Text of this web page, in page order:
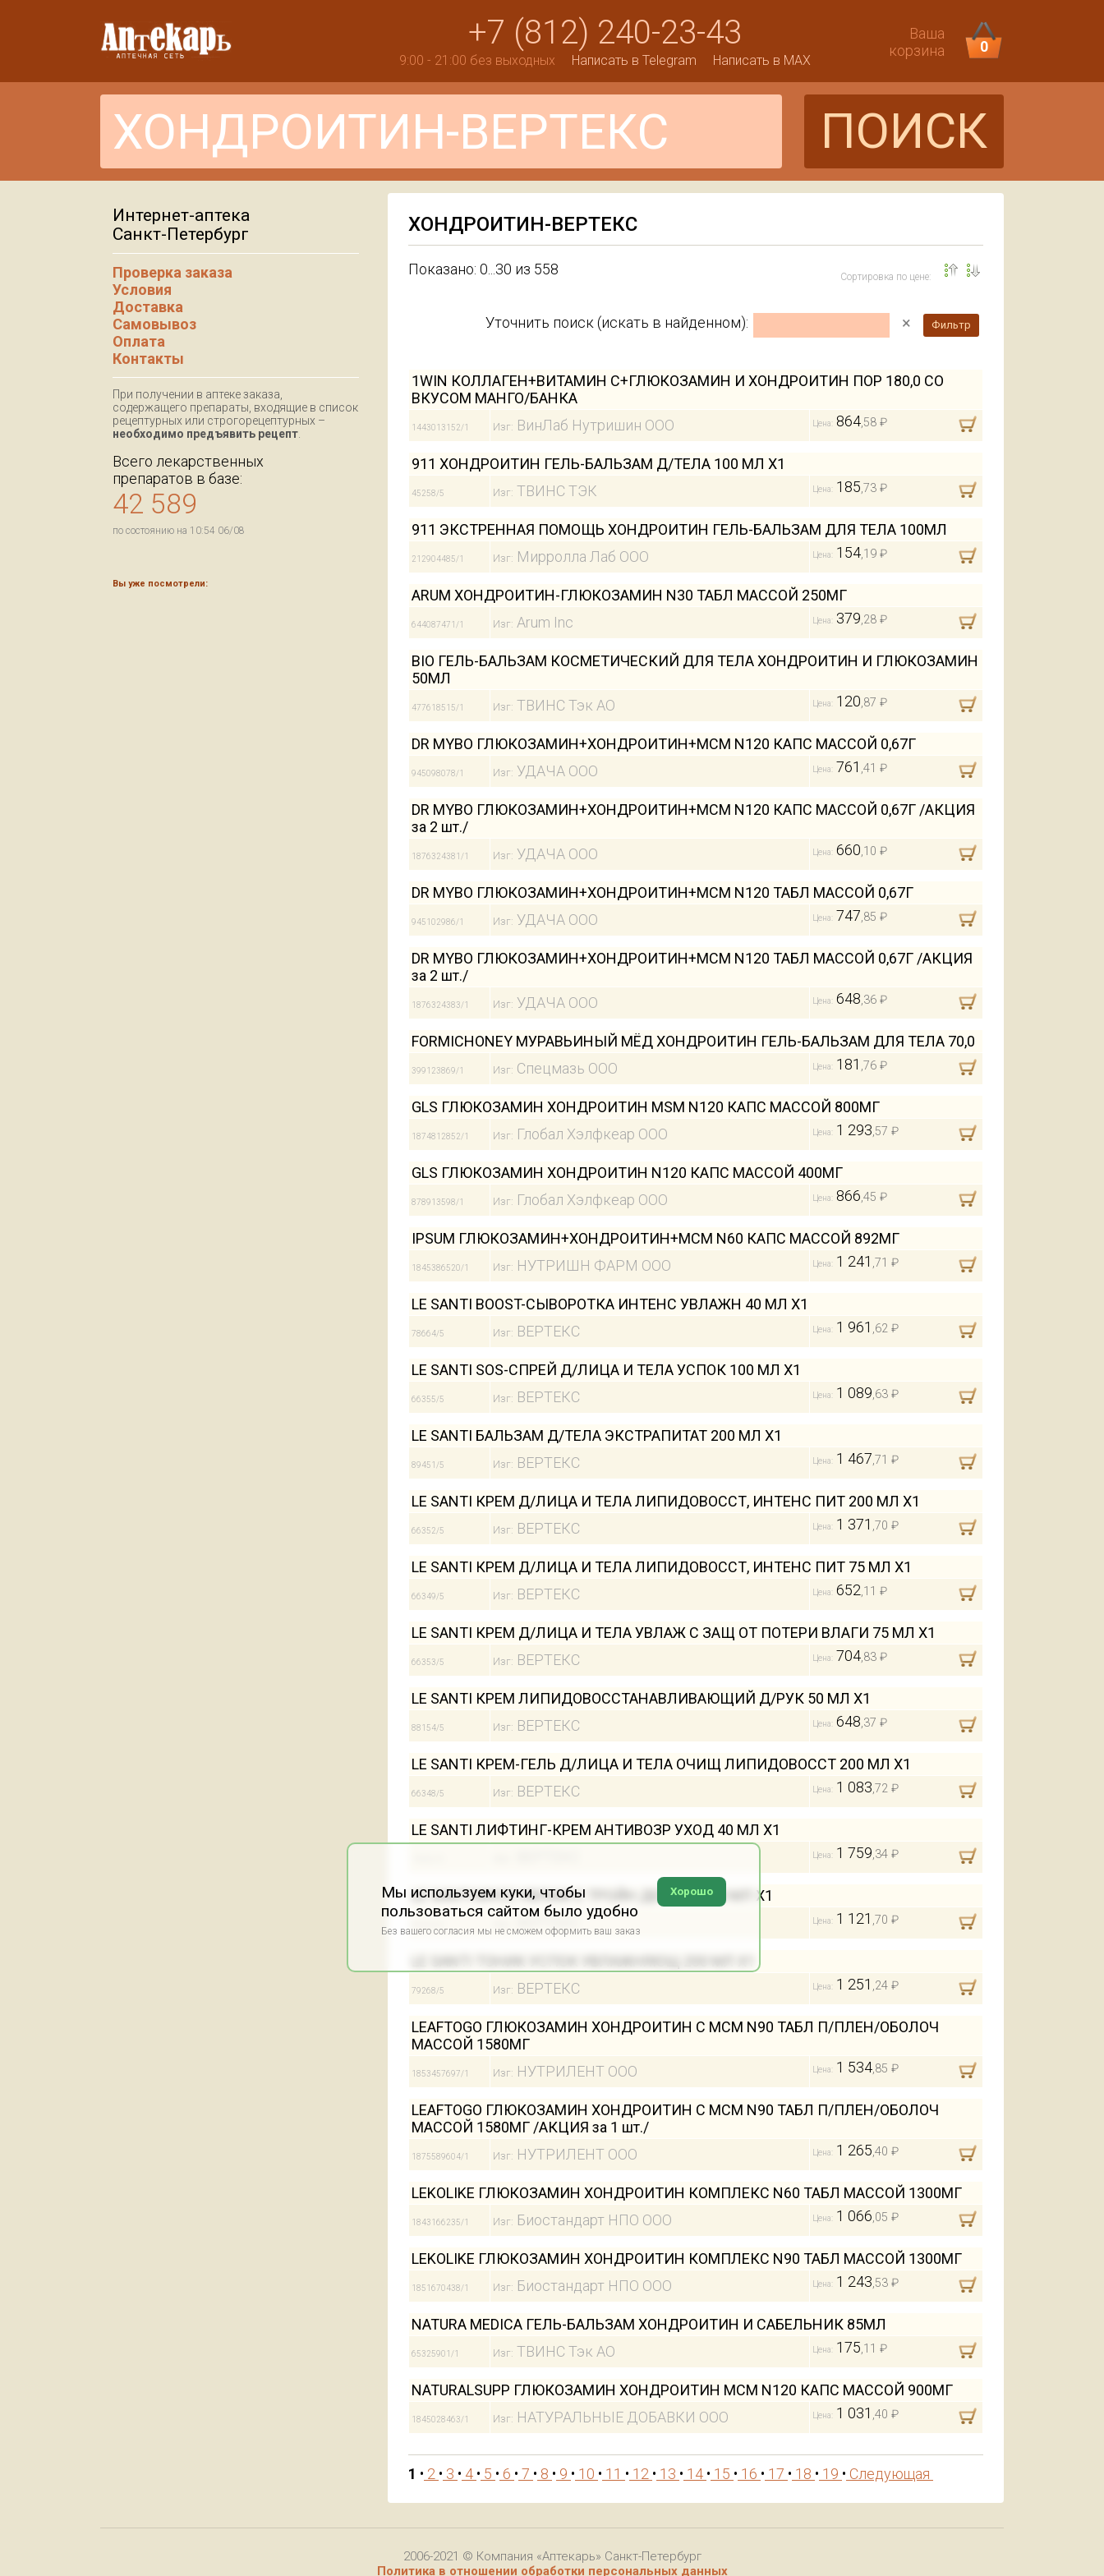
+7 (812) 240-23-43
9:00 - 21:00 без выходных Написать в Telegram Написать в MAX
Ваша
корзина
0
ПОИСК
Интернет-аптека
Санкт-Петербург
Проверка заказа
Условия
Доставка
Самовывоз
Оплата
Контакты
При получении в аптеке заказа,
содержащего препараты, входящие в список
рецептурных или строгорецептурных –
необходимо предъявить рецепт
Всего лекарственных
препаратов в базе:
42 589
по состоянию на 10:54 06/08
Вы уже посмотрели:
ХОНДРОИТИН-ВЕРТЕКС
Сортировка по цене:
Показано: 0...30 из 558
× Фильтр
Уточнить поиск (искать в найденном):
1WIN КОЛЛАГЕН+ВИТАМИН С+ГЛЮКОЗАМИН И ХОНДРОИТИН ПОР 180,0 СО
ВКУСОМ МАНГО/БАНКА
1443013152/1 Изг: ВинЛаб Нутришин ООО Цена: 864,58 ₽
911 ХОНДРОИТИН ГЕЛЬ-БАЛЬЗАМ Д/ТЕЛА 100 МЛ Х1
45258/5 Изг: ТВИНС ТЭК Цена: 185,73 ₽
911 ЭКСТРЕННАЯ ПОМОЩЬ ХОНДРОИТИН ГЕЛЬ-БАЛЬЗАМ ДЛЯ ТЕЛА 100МЛ
212904485/1 Изг: Мирролла Лаб ООО Цена: 154,19 ₽
ARUM ХОНДРОИТИН-ГЛЮКОЗАМИН N30 ТАБЛ МАССОЙ 250МГ
644087471/1 Изг: Arum Inc Цена: 379,28 ₽
BIO ГЕЛЬ-БАЛЬЗАМ КОСМЕТИЧЕСКИЙ ДЛЯ ТЕЛА ХОНДРОИТИН И ГЛЮКОЗАМИН
50МЛ
477618515/1 Изг: ТВИНС Тэк АО Цена: 120,87 ₽
DR MYBO ГЛЮКОЗАМИН+ХОНДРОИТИН+МСМ N120 КАПС МАССОЙ 0,67Г
945098078/1 Изг: УДАЧА ООО Цена: 761 ,41 ₽
DR MYBO ГЛЮКОЗАМИН+ХОНДРОИТИН+МСМ N120 КАПС МАССОЙ 0,67Г /АКЦИЯ
за 2 шт./
1876324381/1 Изг: УДАЧА ООО Цена: 660,10 ₽
DR MYBO ГЛЮКОЗАМИН+ХОНДРОИТИН+МСМ N120 ТАБЛ МАССОЙ 0,67Г
945102986/1 Изг: УДАЧА ООО Цена: 747,85 ₽
DR MYBO ГЛЮКОЗАМИН+ХОНДРОИТИН+МСМ N120 ТАБЛ МАССОЙ 0,67Г /АКЦИЯ
за 2 шт./
1876324383/1 Изг: УДАЧА ООО Цена: 648,36 ₽
FORMICHONEY МУРАВЬИНЫЙ МЁД ХОНДРОИТИН ГЕЛЬ-БАЛЬЗАМ ДЛЯ ТЕЛА 70,0
399123869/1 Изг: Спецмазь ООО Цена: 181 ,76 ₽
GLS ГЛЮКОЗАМИН ХОНДРОИТИН MSM N120 КАПС МАССОЙ 800МГ
1874812852/1 Изг: Глобал Хэлфкеар ООО Цена: 1 293,57 ₽
GLS ГЛЮКОЗАМИН ХОНДРОИТИН N120 КАПС МАССОЙ 400МГ
878913598/1 Изг: Глобал Хэлфкеар ООО Цена: 866,45 ₽
IPSUM ГЛЮКОЗАМИН+ХОНДРОИТИН+МСМ N60 КАПС МАССОЙ 892МГ
1845386520/1 Изг: НУТРИШН ФАРМ ООО Цена: 1 241 ,71 ₽
LE SANTI BOOST-СЫВОРОТКА ИНТЕНС УВЛАЖН 40 МЛ Х1
78664/5 Изг: ВЕРТЕКС Цена: 1 961 ,62 ₽
LE SANTI SOS-СПРЕЙ Д/ЛИЦА И ТЕЛА УСПОК 100 МЛ Х1
66355/5 Изг: ВЕРТЕКС Цена: 1 089,63 ₽
LE SANTI БАЛЬЗАМ Д/ТЕЛА ЭКСТРАПИТАТ 200 МЛ Х1
89451/5 Изг: ВЕРТЕКС Цена: 1 467,71 ₽
LE SANTI КРЕМ Д/ЛИЦА И ТЕЛА ЛИПИДОВОССТ, ИНТЕНС ПИТ 200 МЛ Х1
66352/5 Изг: ВЕРТЕКС Цена: 1 371 ,70 ₽
LE SANTI КРЕМ Д/ЛИЦА И ТЕЛА ЛИПИДОВОССТ, ИНТЕНС ПИТ 75 МЛ Х1
66349/5 Изг: ВЕРТЕКС Цена: 652,11 ₽
LE SANTI КРЕМ Д/ЛИЦА И ТЕЛА УВЛАЖ С ЗАЩ ОТ ПОТЕРИ ВЛАГИ 75 МЛ Х1
66353/5 Изг: ВЕРТЕКС Цена: 704,83 ₽
LE SANTI КРЕМ ЛИПИДОВОССТАНАВЛИВАЮЩИЙ Д/РУК 50 МЛ Х1
88154/5 Изг: ВЕРТЕКС Цена: 648,37 ₽
LE SANTI КРЕМ-ГЕЛЬ Д/ЛИЦА И ТЕЛА ОЧИЩ ЛИПИДОВОССТ 200 МЛ Х1
66348/5 Изг: ВЕРТЕКС Цена: 1 083,72 ₽
LE SANTI ЛИФТИНГ-КРЕМ АНТИВОЗР УХОД 40 МЛ Х1
Цена: 1 759,34 ₽
LE SANTI МУСС УВЛАЖ С ТРОЙН ДЕЙСТВ 200 МЛ Х1
ВЕРТЕКС Цена: 1 121 ,70 ₽
79268/5 Изг: ВЕРТЕКС Цена: 1 251 ,24 ₽
LEAFTOGO ГЛЮКОЗАМИН ХОНДРОИТИН С МСМ N90 ТАБЛ П/ПЛЕН/ОБОЛОЧ
МАССОЙ 1580МГ
1853457697/1 Изг: НУТРИЛЕНТ ООО Цена: 1 534,85 ₽
LEAFTOGO ГЛЮКОЗАМИН ХОНДРОИТИН С МСМ N90 ТАБЛ П/ПЛЕН/ОБОЛОЧ
МАССОЙ 1580МГ /АКЦИЯ за 1 шт./
1875589604/1 Изг: НУТРИЛЕНТ ООО Цена: 1 265,40 ₽
LEKOLIKE ГЛЮКОЗАМИН ХОНДРОИТИН КОМПЛЕКС N60 ТАБЛ МАССОЙ 1300МГ
1843166235/1 Изг: Биостандарт НПО ООО Цена: 1 066,05 ₽
LEKOLIKE ГЛЮКОЗАМИН ХОНДРОИТИН КОМПЛЕКС N90 ТАБЛ МАССОЙ 1300МГ
1851670438/1 Изг: Биостандарт НПО ООО Цена: 1 243,53 ₽
NATURA MEDICA ГЕЛЬ-БАЛЬЗАМ ХОНДРОИТИН И САБЕЛЬНИК 85МЛ
65325901/1 Изг: ТВИНС Тэк АО Цена: 175,11 ₽
NATURALSUPP ГЛЮКОЗАМИН ХОНДРОИТИН МСМ N120 КАПС МАССОЙ 900МГ
1845028463/1 Изг: НАТУРАЛЬНЫЕ ДОБАВКИ ООО Цена: 1 031 ,40 ₽
1 • 2 • 3 • 4 • 5 • 6 • 7 • 8 • 9 • 10 • 11 • 12 • 13 • 14 • 15 • 16 • 17 • 18 • 19 • Следующая
2006-2021 © Компания «Аптекарь» Санкт-Петербург
Политика в отношении обработки персональных данных
Хорошо
Мы используем куки, чтобы
пользоваться сайтом было удобно
Без вашего согласия мы не сможем оформить ваш заказ